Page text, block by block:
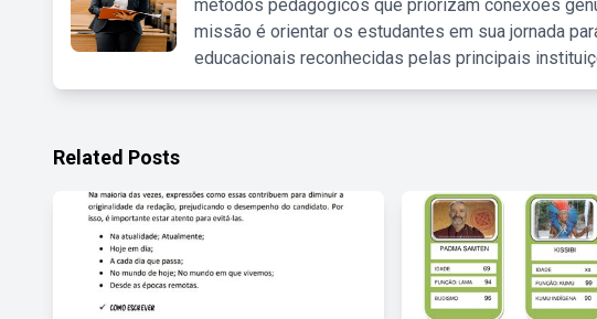
métodos pedagógicos que priorizam conexões
missão é orientar os estudantes em sua jornada
educacionais reconhecidas pelas principais
Related Posts